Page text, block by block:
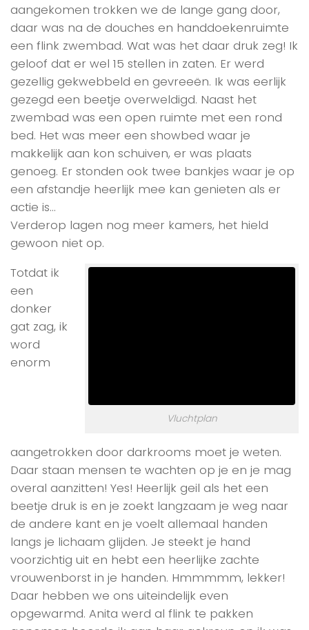
aangekomen trokken we de lange gang door,
daar was na de douches en handdoekenruimte
een flink zwembad. Wat was het daar druk zeg! Ik
geloof dat er wel 15 stellen in zaten. Er werd
gezellig gekwebbeld en gevreeën. Ik was eerlijk
gezegd een beetje overweldigd. Naast het
zwembad was een open ruimte met een rond
bed. Het was meer een showbed waar je
makkelijk aan kon schuiven, er was plaats
genoeg. Er stonden ook twee bankjes waar je op
een afstandje heerlijk mee kan genieten als er
actie is…
Verderop lagen nog meer kamers, het hield
gewoon niet op.
Vluchtplan
Totdat ik
een
donker
gat zag, ik
word
enorm
aangetrokken door darkrooms moet je weten.
Daar staan mensen te wachten op je en je mag
overal aanzitten! Yes! Heerlijk geil als het een
beetje druk is en je zoekt langzaam je weg naar
de andere kant en je voelt allemaal handen
langs je lichaam glijden. Je steekt je hand
voorzichtig uit en hebt een heerlijke zachte
vrouwenborst in je handen. Hmmmmm, lekker!
Daar hebben we ons uiteindelijk even
opgewarmd. Anita werd al flink te pakken